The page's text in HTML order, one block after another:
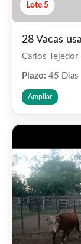
Lote 5
28 Vacas
Carlos Tejedor
Plazo: 45 Dias
Ampliar